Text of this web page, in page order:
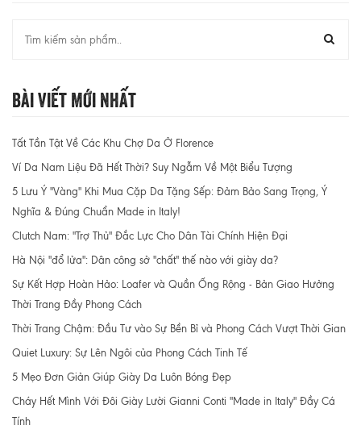
Bài Viết Mới Nhất
Tất Tần Tật Về Các Khu Chợ Da Ở Florence
Ví Da Nam Liệu Đã Hết Thời? Suy Ngẫm Về Một Biểu Tượng
5 Lưu Ý "Vàng" Khi Mua Cặp Da Tặng Sếp: Đảm Bảo Sang Trọng, Ý
Nghĩa & Đúng Chuẩn Made in Italy!
Clutch Nam: "Trợ Thủ" Đắc Lực Cho Dân Tài Chính Hiện Đại
Hà Nội "đổ lửa": Dân công sở "chất" thế nào với giày da?
Sự Kết Hợp Hoàn Hảo: Loafer và Quần Ống Rộng - Bản Giao Hưởng
Thời Trang Đầy Phong Cách
Thời Trang Chậm: Đầu Tư vào Sự Bền Bỉ và Phong Cách Vượt Thời Gian
Quiet Luxury: Sự Lên Ngôi của Phong Cách Tinh Tế
5 Mẹo Đơn Giản Giúp Giày Da Luôn Bóng Đẹp
Cháy Hết Mình Với Đôi Giày Lười Gianni Conti "Made in Italy" Đầy Cá
Tính